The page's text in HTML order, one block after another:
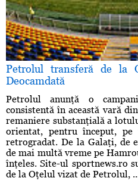
Petrolul transferă de la
Deocamdată
Petrolul anunţă o
consistentă în această vară
remaniere substanţială a
orientat, pentru început,
retrogradat. De la Galaţi, de
de mai multă vreme pe
înţeles. Site-ul sportnews.ro
de la Oţelul vizat de Petrolul,